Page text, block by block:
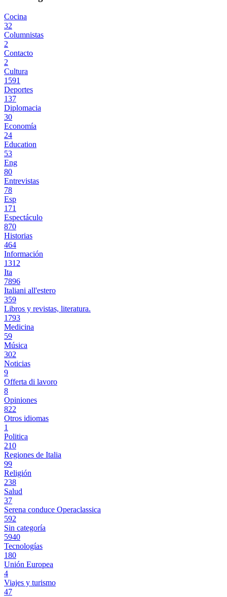
Cocina
32
Columnistas
2
Contacto
2
Cultura
1591
Deportes
137
Diplomacia
30
Economía
24
Education
53
Eng
80
Entrevistas
78
Esp
171
Espectáculo
870
Historias
464
Información
1312
Ita
7896
Italiani all'estero
359
Libros y revistas, literatura.
1793
Medicina
59
Música
302
Noticias
9
Offerta di lavoro
8
Opiniones
822
Otros idiomas
1
Politica
210
Regiones de Italia
99
Religión
238
Salud
37
Serena conduce Operaclassica
592
Sin categoría
5940
Tecnologías
180
Unión Europea
4
Viajes y turismo
47